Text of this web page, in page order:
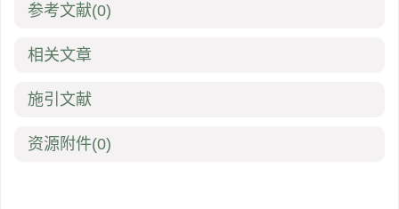
参考文献(0)
相关文章
施引文献
资源附件(0)